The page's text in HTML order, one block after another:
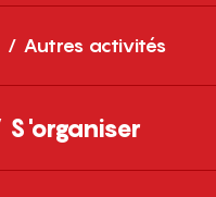
Autres activités
S'organiser